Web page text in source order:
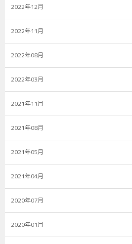
2022年12月
2022年11月
2022年08月
2022年03月
2021年11月
2021年08月
2021年05月
2021年04月
2020年07月
2020年01月